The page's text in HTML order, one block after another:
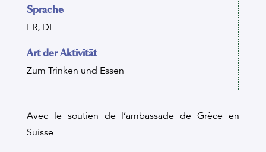
Sprache
FR, DE
Art der Aktivität
Zum Trinken und Essen
Avec le soutien de l’ambassade de Grèce en
Suisse